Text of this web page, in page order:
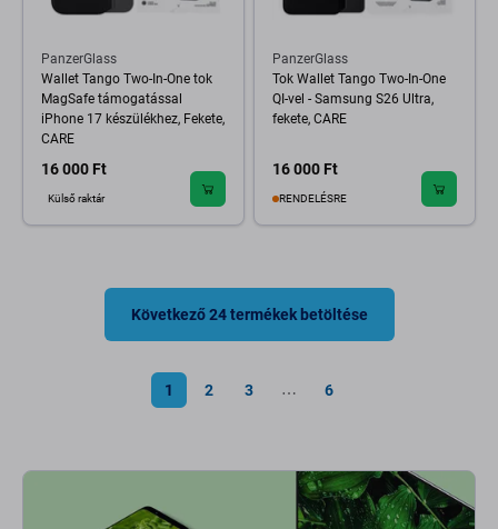
PanzerGlass
Wallet Tango Two-In-One tok
MagSafe támogatással
iPhone 17 készülékhez, Fekete,
CARE
16 000 Ft
Külső raktár
PanzerGlass
Tok Wallet Tango Two-In-One
QI-vel - Samsung S26 Ultra,
fekete, CARE
16 000 Ft
RENDELÉSRE
Következő 24 termékek betöltése
1 2 3 ⋯ 6